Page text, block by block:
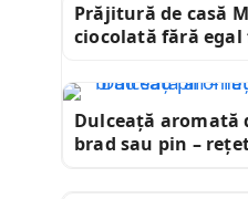
Prăjitură de casă
ciocolată fără
Dulceață aromată
brad sau pin –